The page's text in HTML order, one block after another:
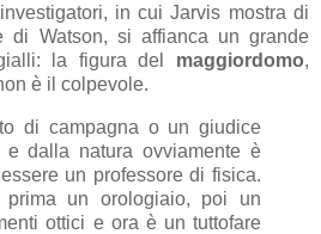
in cui Jarvis mostra di
di Watson, si affianca un grande
la figura del maggiordomo,
è il colpevole.
di campagna o un giudice
e dalla natura ovviamente è
un professore di fisica.
un orologiaio, poi un
ottici e ora è un tuttofare